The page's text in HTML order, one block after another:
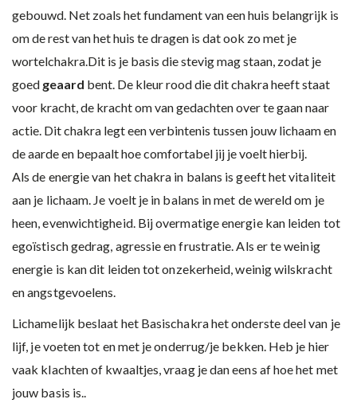
gebouwd. Net zoals het fundament van een huis belangrijk is
om de rest van het huis te dragen is dat ook zo met je
wortelchakra.Dit is je basis die stevig mag staan, zodat je
goed geaard bent. De kleur rood die dit chakra heeft staat
voor kracht, de kracht om van gedachten over te gaan naar
actie. Dit chakra legt een verbintenis tussen jouw lichaam en
de aarde en bepaalt hoe comfortabel jij je voelt hierbij.
Als de energie van het chakra in balans is geeft het vitaliteit
aan je lichaam. Je voelt je in balans in met de wereld om je
heen, evenwichtigheid. Bij overmatige energie kan leiden tot
egoïstisch gedrag, agressie en frustratie. Als er te weinig
energie is kan dit leiden tot onzekerheid, weinig wilskracht
en angstgevoelens.
Lichamelijk beslaat het Basischakra het onderste deel van je
lijf, je voeten tot en met je onderrug/je bekken. Heb je hier
vaak klachten of kwaaltjes, vraag je dan eens af hoe het met
jouw basis is..